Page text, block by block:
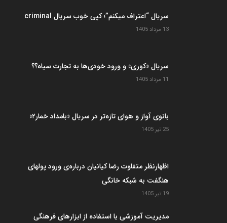
سریال “اعتراف میکنم”؛ کپی خوب سریال criminal
13 مرداد 1405
سریال «کوری» و ورود خودی‌ها به تجارت سیاه؟؟
11 مرداد 1405
بانوی آواز و هوای تازه‌تر در سریال «بامداد خمار۲»
25 تیر 1405
اظهارنظر متفاوت رضا کیانیان درباره‌ی ورود پولهای
هنگفت به شبکه خانگی
19 تیر 1405
مدیریت آموزشی با استفاده از ابزارهای فرهنگی